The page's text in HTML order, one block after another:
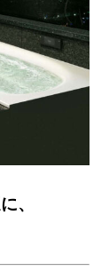
、